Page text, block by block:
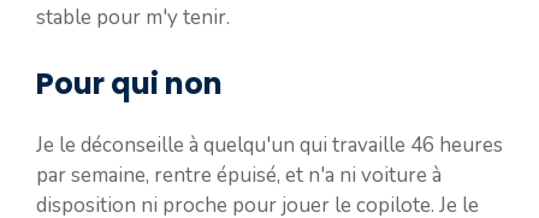
stable pour m'y tenir.
Pour qui non
Je le déconseille à quelqu'un qui travaille 46 heures
par semaine, rentre épuisé, et n'a ni voiture à
disposition ni proche pour jouer le copilote. Je le